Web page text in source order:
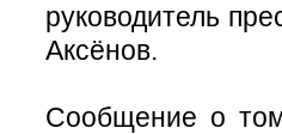
руководитель
Аксёнов.
Сообщение о